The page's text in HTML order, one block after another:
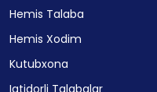
Hemis Talaba
Hemis Xodim
Kutubxona
Iqtidorli Talabalar